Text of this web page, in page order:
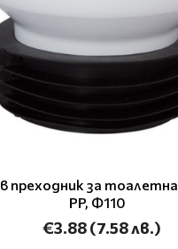
преходник за
PP, Ф110
€3.88(7.58 лв.)